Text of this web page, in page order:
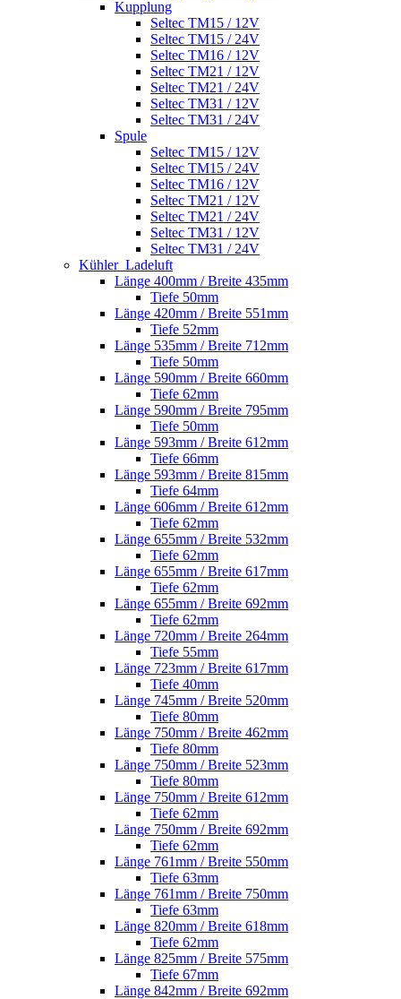
Kupplung
Seltec TM15 / 12V
Seltec TM15 / 24V
Seltec TM16 / 12V
Seltec TM21 / 12V
Seltec TM21 / 24V
Seltec TM31 / 12V
Seltec TM31 / 24V
Spule
Seltec TM15 / 12V
Seltec TM15 / 24V
Seltec TM16 / 12V
Seltec TM21 / 12V
Seltec TM21 / 24V
Seltec TM31 / 12V
Seltec TM31 / 24V
Kühler_Ladeluft
Länge 400mm / Breite 435mm
Tiefe 50mm
Länge 420mm / Breite 551mm
Tiefe 52mm
Länge 535mm / Breite 712mm
Tiefe 50mm
Länge 590mm / Breite 660mm
Tiefe 62mm
Länge 590mm / Breite 795mm
Tiefe 50mm
Länge 593mm / Breite 612mm
Tiefe 66mm
Länge 593mm / Breite 815mm
Tiefe 64mm
Länge 606mm / Breite 612mm
Tiefe 62mm
Länge 655mm / Breite 532mm
Tiefe 62mm
Länge 655mm / Breite 617mm
Tiefe 62mm
Länge 655mm / Breite 692mm
Tiefe 62mm
Länge 720mm / Breite 264mm
Tiefe 55mm
Länge 723mm / Breite 617mm
Tiefe 40mm
Länge 745mm / Breite 520mm
Tiefe 80mm
Länge 750mm / Breite 462mm
Tiefe 80mm
Länge 750mm / Breite 523mm
Tiefe 80mm
Länge 750mm / Breite 612mm
Tiefe 62mm
Länge 750mm / Breite 692mm
Tiefe 62mm
Länge 761mm / Breite 550mm
Tiefe 63mm
Länge 761mm / Breite 750mm
Tiefe 63mm
Länge 820mm / Breite 618mm
Tiefe 62mm
Länge 825mm / Breite 575mm
Tiefe 67mm
Länge 842mm / Breite 692mm